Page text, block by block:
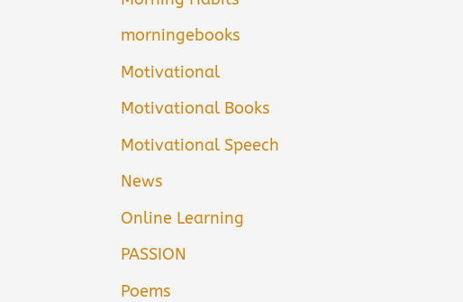
morningebooks
Motivational
Motivational Books
Motivational Speech
News
Online Learning
PASSION
Poems